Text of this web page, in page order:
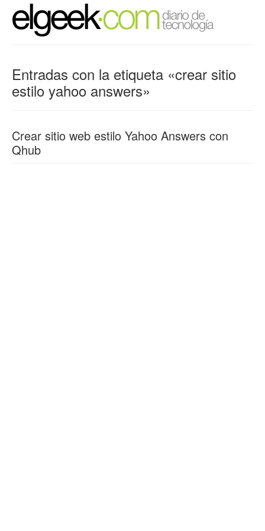
Entradas con la etiqueta «crear sitio
estilo yahoo answers»
Crear sitio web estilo Yahoo Answers con
Qhub